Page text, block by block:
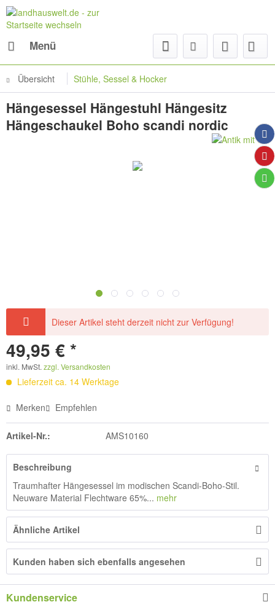
Menü
Übersicht Stühle, Sessel & Hocker
Hängesessel Hängestuhl Hängesitz
Hängeschaukel Boho scandi nordic
Dieser Artikel steht derzeit nicht zur Verfügung!
49,95 € *
inkl. MwSt. zzgl. Versandkosten
Lieferzeit ca. 14 Werktage
Merken Empfehlen
Artikel-Nr.: AMS10160
Beschreibung
Traumhafter Hängesessel im modischen Scandi-Boho-Stil.
Neuware Material Flechtware 65%... mehr
Ähnliche Artikel
Kunden haben sich ebenfalls angesehen
Kundenservice